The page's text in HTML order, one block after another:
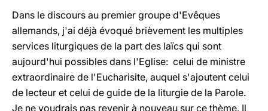
Dans le discours au premier groupe d'Evêques
allemands, j'ai déjà évoqué brièvement les multiples
services liturgiques de la part des laïcs qui sont
aujourd'hui possibles dans l'Eglise: celui de ministre
extraordinaire de l'Eucharisite, auquel s'ajoutent celui
de lecteur et celui de guide de la liturgie de la Parole.
Je ne voudrais pas revenir à nouveau sur ce thème. Il